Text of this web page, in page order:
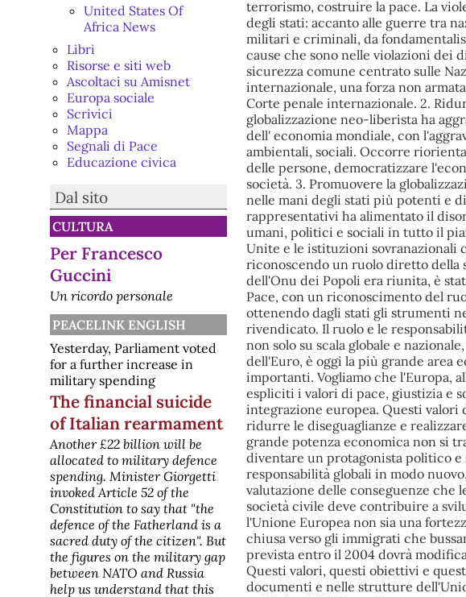
United States Of
Africa News
Libri
Risorse e siti web
Ascoltaci su Amisnet
Europa sociale
Scrivici
Mappa
Segnali di Pace
Educazione civica
Dal sito
CULTURA
Per Francesco
Guccini
Un ricordo personale
PEACELINK ENGLISH
Yesterday, Parliament voted
for a further increase in
military spending
The financial suicide
of Italian rearmament
Another £22 billion will be
allocated to military defence
spending. Minister Giorgetti
invoked Article 52 of the
Constitution to say that "the
defence of the Fatherland is a
sacred duty of the citizen". But
the figures on the military gap
between NATO and Russia
help us understand that this